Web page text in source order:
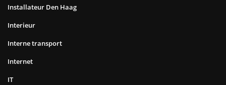
Installateur Den Haag
Interieur
Interne transport
Internet
IT